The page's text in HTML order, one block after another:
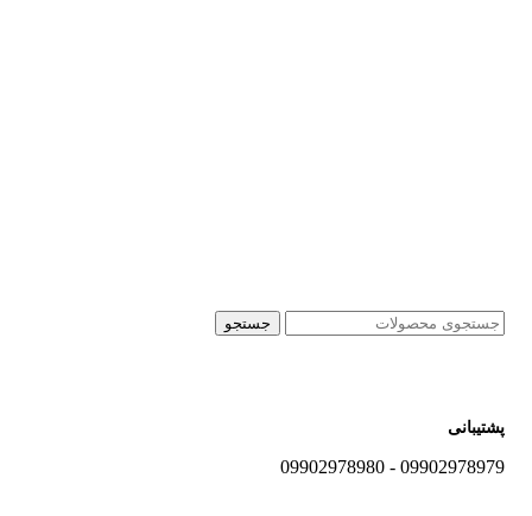
جستجو
پشتیبانی
09902978979 - 09902978980